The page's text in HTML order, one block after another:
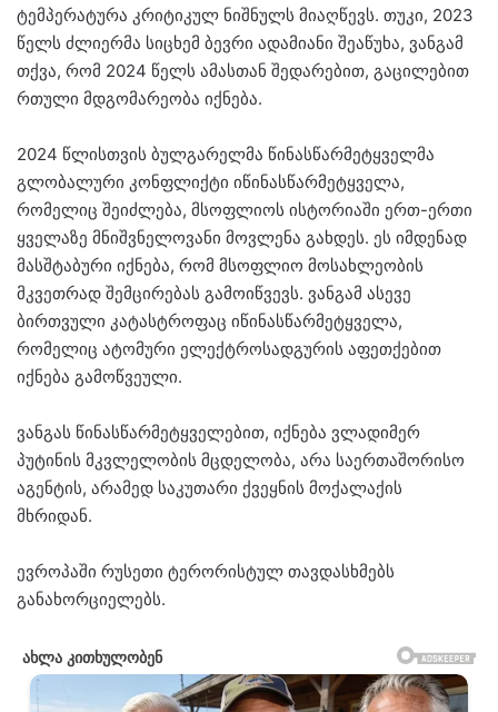
ტემპერატურა კრიტიკულ ნიშნულს მიაღწევს. თუკი, 2023
წელს ძლიერმა სიცხემ ბევრი ადამიანი შეაწუხა, ვანგამ
თქვა, რომ 2024 წელს ამასთან შედარებით, გაცილებით
რთული მდგომარეობა იქნება.
2024 წლისთვის ბულგარელმა წინასწარმეტყველმა
გლობალური კონფლიქტი იწინასწარმეტყველა,
რომელიც შეიძლება, მსოფლიოს ისტორიაში ერთ-ერთი
ყველაზე მნიშვნელოვანი მოვლენა გახდეს. ეს იმდენად
მასშტაბური იქნება, რომ მსოფლიო მოსახლეობის
მკვეთრად შემცირებას გამოიწვევს. ვანგამ ასევე
ბირთვული კატასტროფაც იწინასწარმეტყველა,
რომელიც ატომური ელექტროსადგურის აფეთქებით
იქნება გამოწვეული.
ვანგას წინასწარმეტყველებით, იქნება ვლადიმერ
პუტინის მკვლელობის მცდელობა, არა საერთაშორისო
აგენტის, არამედ საკუთარი ქვეყნის მოქალაქის
მხრიდან.
ევროპაში რუსეთი ტერორისტულ თავდასხმებს
განახორციელებს.